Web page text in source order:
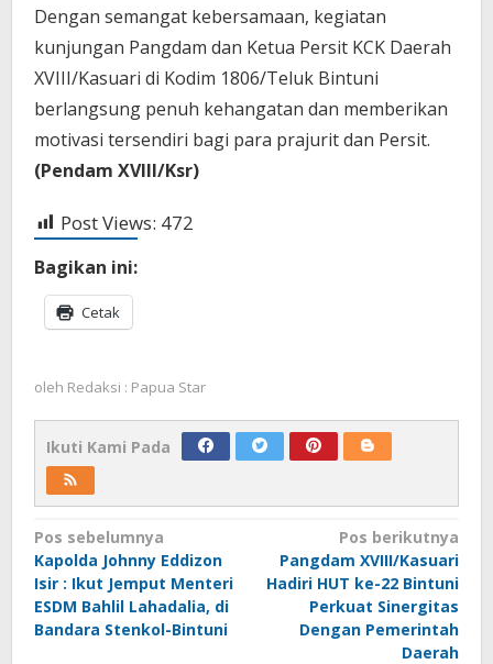
Dengan semangat kebersamaan, kegiatan
kunjungan Pangdam dan Ketua Persit KCK Daerah
XVIII/Kasuari di Kodim 1806/Teluk Bintuni
berlangsung penuh kehangatan dan memberikan
motivasi tersendiri bagi para prajurit dan Persit.
(Pendam XVIII/Ksr)
Post Views: 472
Bagikan ini:
Cetak
oleh Redaksi : Papua Star
Ikuti Kami Pada
Navigasi
pos
Pos sebelumnya
Kapolda Johnny Eddizon
Isir : Ikut Jemput Menteri
ESDM Bahlil Lahadalia, di
Bandara Stenkol-Bintuni
Pos berikutnya
Pangdam XVIII/Kasuari
Hadiri HUT ke-22 Bintuni
Perkuat Sinergitas
Dengan Pemerintah
Daerah